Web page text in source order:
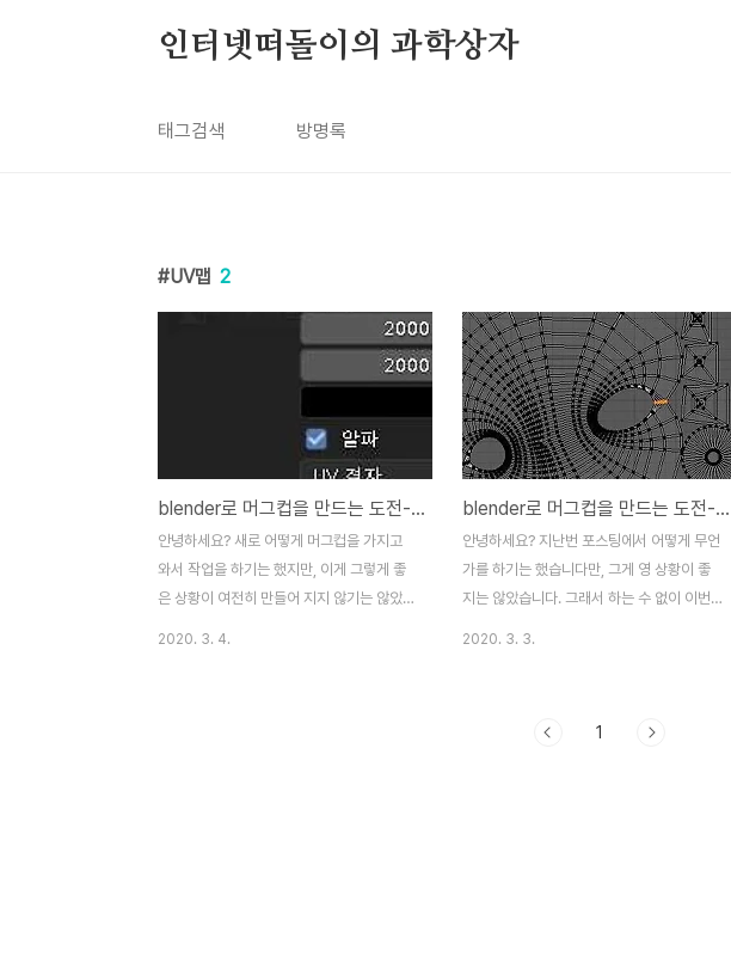
인터넷떠돌이의 과학상자
태그검색 방명록
UV맵 2
blender로 머그컵을 만드는 도전-15-
안녕하세요? 새로 어떻게 머그컵을 가지고
와서 작업을 하기는 했지만, 이게 그렇게 좋
은 상황이 여전히 만들어 지지 않기는 않았습
2020. 3. 4.
blender로 머그컵을 만드는 도전-12-
안녕하세요? 지난번 포스팅에서 어떻게 무언
가를 하기는 했습니다만, 그게 영 상황이 좋
지는 않았습니다. 그래서 하는 수 없이 이번
면 펼쳐져야만 하는 부분을 모두 선택해서 이
2020. 3. 3.
1